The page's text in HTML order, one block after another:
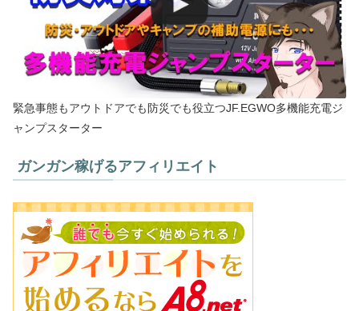
緊急事態もアウトドアでも防災でも役立つJF.EGWO多機能充電ジ
ャンプスターター
ガンガン稼げるアフィリエイト